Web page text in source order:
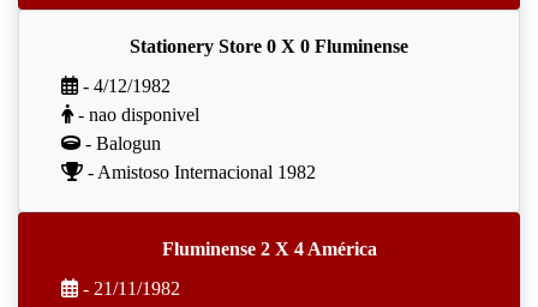
Stationery Store 0 X 0 Fluminense
- 4/12/1982
- nao disponivel
- Balogun
- Amistoso Internacional 1982
Fluminense 2 X 4 América
- 21/11/1982